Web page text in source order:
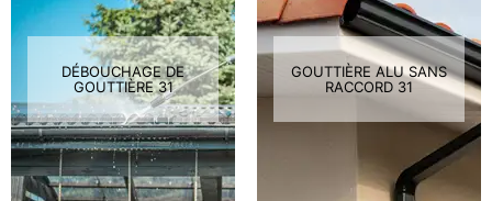
DÉBOUCHAGE DE
GOUTTIÈRE 31
GOUTTIÈRE ALU SANS
RACCORD 31